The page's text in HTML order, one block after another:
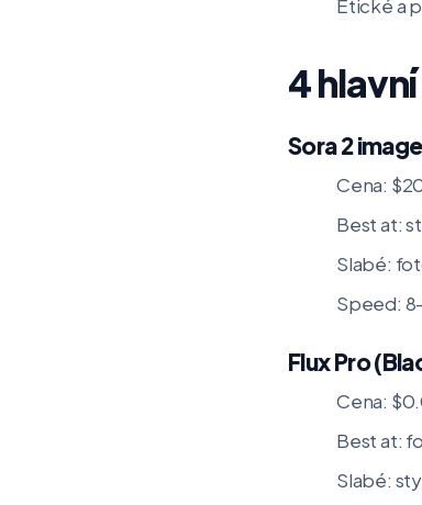
Etické a
4
Sora 2
Cena:
Best at:
Slabé:
Speed:
Flux Pro
Cena:
Best at:
Slabé: